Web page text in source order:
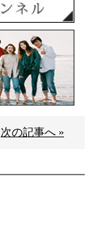
次の記事へ »